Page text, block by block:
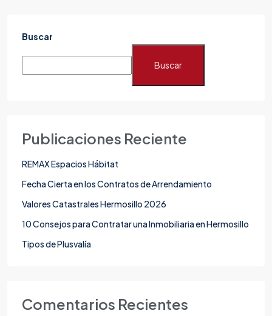
Buscar
Buscar
Publicaciones Reciente
REMAX Espacios Hábitat
Fecha Cierta en los Contratos de Arrendamiento
Valores Catastrales Hermosillo 2026
10 Consejos para Contratar una Inmobiliaria en Hermosillo
Tipos de Plusvalía
Comentarios Recientes